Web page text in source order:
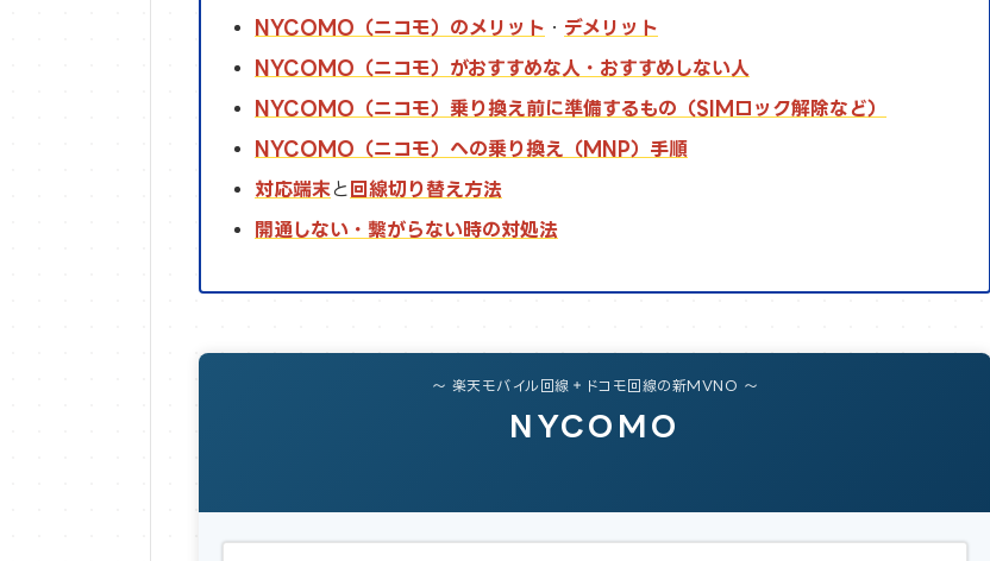
NYCOMO（ニコモ）のメリット ・ デメリット
NYCOMO（ニコモ）がおすすめな人・おすすめしない人
NYCOMO（ニコモ）乗り換え前に準備するもの（SIMロック解除など）
NYCOMO（ニコモ）への乗り換え（MNP）手順
対応端末と 回線切り替え方法
開通しない・繋がらない時の対処法
〜 楽天モバイル回線＋ドコモ回線の新MVNO 〜
NYCOMO